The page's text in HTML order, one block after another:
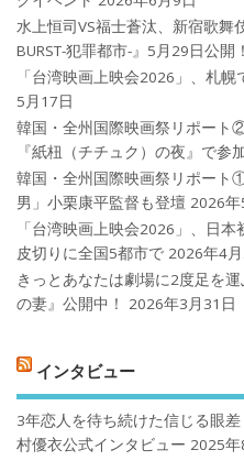
水上恒司VS福士蒼汰、新宿歌舞
BURST-犯罪都市-』5月29日公開！
「台湾映画上映会2026」、札
5月17日
韓国・全州国際映画祭リポート
『紙杻（チチュク）の夜』で参
韓国・全州国際映画祭リポート
男」小栗康平監督も登壇 2026
「台湾映画上映会2026」、日
皮切りに全国5都市で 2026年4
きっとあなたは劇場に2度足を
の妻』公開中！
2026年3月31日
インタビュー
3年恋人を待ち続けた信じる眼
村優衣公式インタビュー 2025